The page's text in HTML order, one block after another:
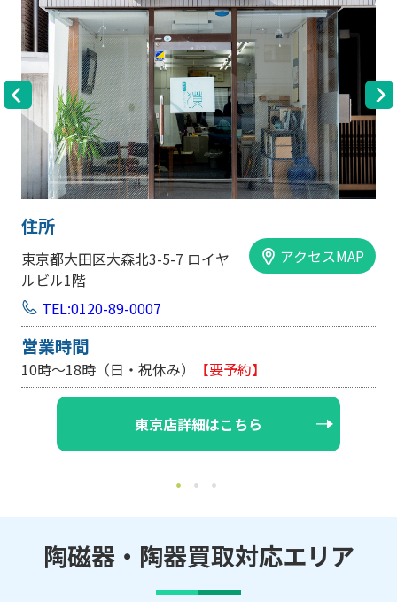
MAP
大阪市中央区内平野町1-1-5 西大
手前ビル103号
アクセス
TEL:0120-89-0007
営業時間
10時～18時（日・祝休み/土曜は不定休）
大阪店詳細はこちら
陶磁器・陶器買取対応エリア